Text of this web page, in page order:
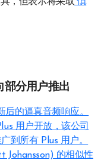
部分用户推出
后的逼真音频响应。
用户开放，该公司
到所有 Plus 用户。
Johansson) 的相似性